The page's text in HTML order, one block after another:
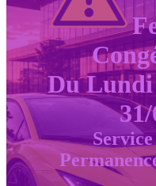
Du Lundi